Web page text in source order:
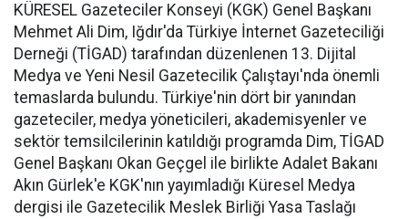
KÜRESEL Gazeteciler Konseyi (KGK) Genel Başkanı
Mehmet Ali Dim, Iğdır'da Türkiye İnternet Gazeteciliği
Derneği (TİGAD) tarafından düzenlenen 13. Dijital
Medya ve Yeni Nesil Gazetecilik Çalıştayı'nda önemli
temaslarda bulundu. Türkiye'nin dört bir yanından
gazeteciler, medya yöneticileri, akademisyenler ve
sektör temsilcilerinin katıldığı programda Dim, TİGAD
Genel Başkanı Okan Geçgel ile birlikte Adalet Bakanı
Akın Gürlek'e KGK'nın yayımladığı Küresel Medya
dergisi ile Gazetecilik Meslek Birliği Yasa Taslağı